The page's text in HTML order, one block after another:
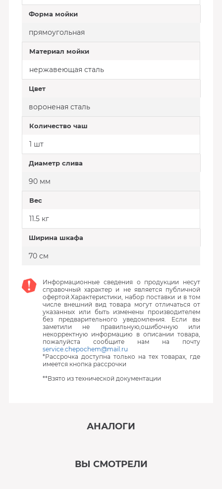
Форма мойки
прямоугольная
Материал мойки
нержавеющая сталь
Цвет
вороненая сталь
Количество чаш
1 шт
Диаметр слива
90 мм
Вес
11.5 кг
Ширина шкафа
70 см
Информационные сведения о продукции несут
справочный характер и не является публичной
офертой.Характеристики, набор поставки и в том
числе внешний вид товара могут отличаться от
указанных или быть изменены производителем
без предварительного уведомления. Если вы
заметили не правильную,ошибочную или
некорректную информацию в описании товара,
пожалуйста сообщите нам на почту
service.chepochem@mail.ru
*Рассрочка доступна только на тех товарах, где
имеется кнопка рассрочки
**Взято из технической документации
АНАЛОГИ
ВЫ СМОТРЕЛИ